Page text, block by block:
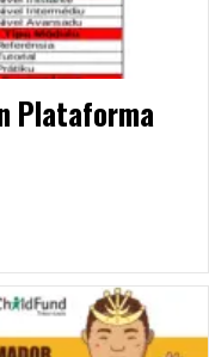
Plataforma